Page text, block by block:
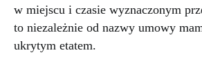
w miejscu i czasie wyznaczonym
to niezależnie od nazwy umowy
ukrytym etatem.